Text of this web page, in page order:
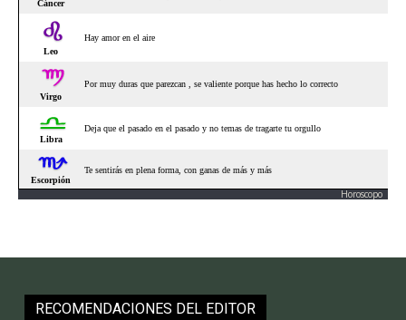
Horoscopo
RECOMENDACIONES DEL EDITOR